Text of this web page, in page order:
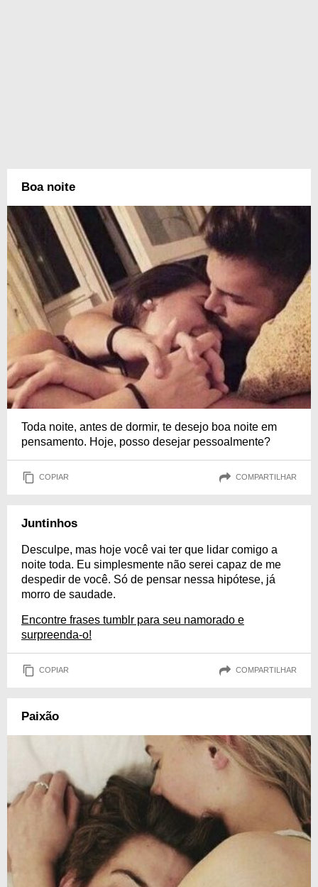
Boa noite
Toda noite, antes de dormir, te desejo boa noite em
pensamento. Hoje, posso desejar pessoalmente?
COPIAR COMPARTILHAR
Juntinhos
Desculpe, mas hoje você vai ter que lidar comigo a
noite toda. Eu simplesmente não serei capaz de me
despedir de você. Só de pensar nessa hipótese, já
morro de saudade.
Encontre frases tumblr para seu namorado e
surpreenda-o!
COPIAR COMPARTILHAR
Paixão